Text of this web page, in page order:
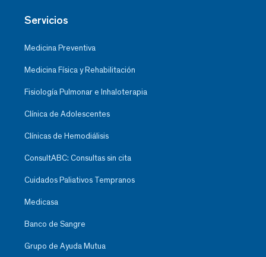
Servicios
Medicina Preventiva
Medicina Física y Rehabilitación
Fisiología Pulmonar e Inhaloterapia
Clínica de Adolescentes
Clínicas de Hemodiálisis
ConsultABC: Consultas sin cita
Cuidados Paliativos Tempranos
Medicasa
Banco de Sangre
Grupo de Ayuda Mutua